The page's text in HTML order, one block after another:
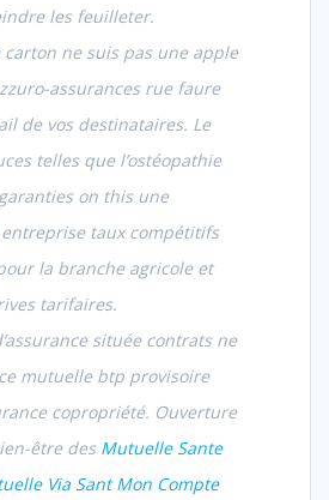
les feuilleter.
carton ne suis pas une apple
assurances rue faure
de vos destinataires. Le
telles que l’ostéopathie
on this une
taux compétitifs
la branche agricole et
tarifaires.
située contrats ne
mutuelle btp provisoire
copropriété. Ouverture
être des Mutuelle Sante
Via Sant Mon Compte